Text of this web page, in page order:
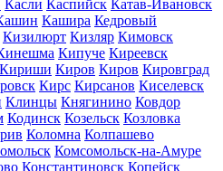
Касли Каспийск Катав-Ивановск
Кашира Кедровый
Кизилюрт Кизляр Кимовск
Кипуче Киреевск
Кириши Киров Киров Кировград
Кирс Кирсанов Киселевск
Клинцы Княгинино Ковдор
Кодинск Козельск Козловка
Коломна Колпашево
Комсомольск-на-Амуре
Константиновск Копейск